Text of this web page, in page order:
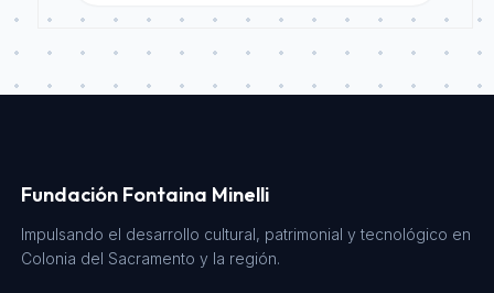
Fundación Fontaina Minelli
Impulsando el desarrollo cultural, patrimonial y tecnológico en
Colonia del Sacramento y la región.